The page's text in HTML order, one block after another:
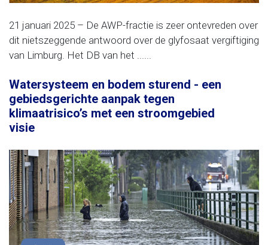
21 januari 2025 – De AWP-fractie is zeer ontevreden over
dit nietszeggende antwoord over de glyfosaat vergiftiging
van Limburg. Het DB van het ......
Watersysteem en bodem sturend - een
gebiedsgerichte aanpak tegen
klimaatrisico’s met een stroomgebied
visie